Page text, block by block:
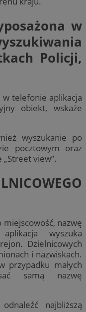
w
Policji,
w telefonie aplikacja
obiekt, wskaże
wyszukanie po
pocztowym oraz
view”.
nazwę
wyszuka
Dzielnicowych
i nazwiskach.
przypadku małych
samą nazwę
najbliższą